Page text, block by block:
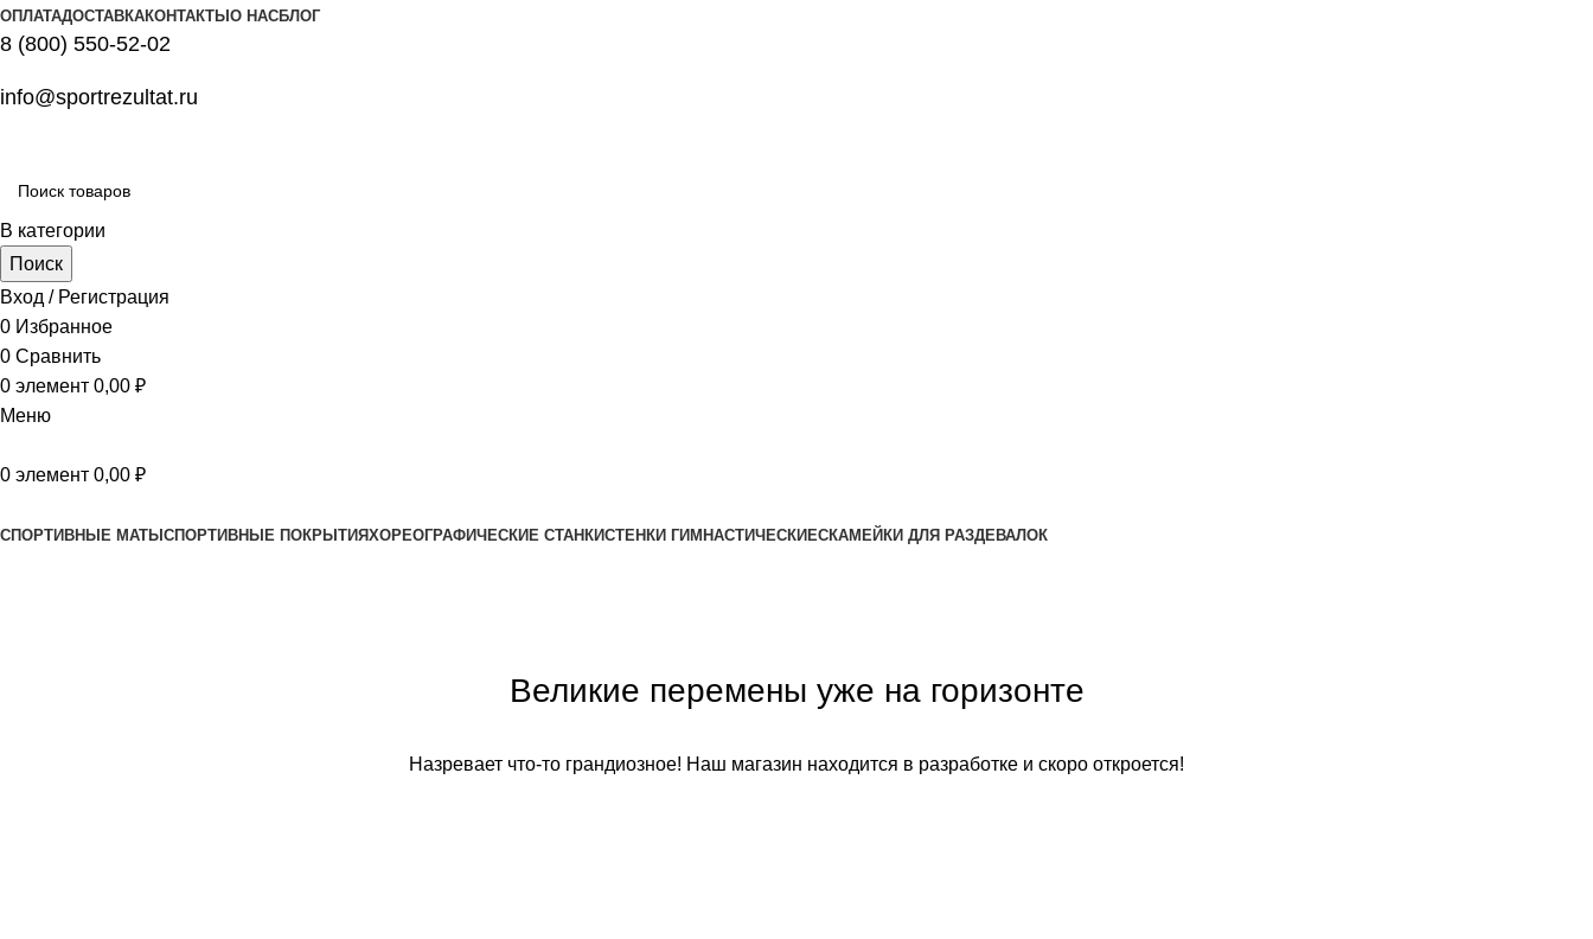
ОПЛАТАДОСТАВКАКОНТАКТЫ О НАСБЛОГ
8 (800) 550-52-02
info@sportrezultat.ru
В категории
Поиск
Вход / Регистрация
0 Избранное
0 Сравнить
0 элемент 0,00 ₽
Меню
0 элемент 0,00 ₽
СПОРТИВНЫЕ МАТЫ СПОРТИВНЫЕ ПОКРЫТИЯХОРЕОГРАФИЧЕСКИЕ СТАНКИСТЕНКИ ГИМНАСТИЧЕСКИЕСКАМЕЙКИ ДЛЯ РАЗДЕВАЛОК
Великие перемены уже на горизонте
Назревает что-то грандиозное! Наш магазин находится в разработке и скоро откроется!